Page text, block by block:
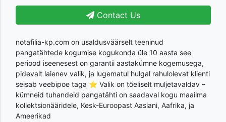
Contact Us
notafilia-kp.com on usaldusväärselt teeninud
pangatähtede kogumise kogukonda üle 10 aasta see
periood iseenesest on garantii aastakümne kogemusega,
pidevalt laienev valik, ja lugematul hulgal rahulolevat klienti
seisab veebipoe taga ⭐ Valik on tõeliselt muljetavaldav –
kümneid tuhandeid pangatähti on saadaval kogu maailma
kollektsionääridele, Kesk-Euroopast Aasiani, Aafrika, ja
Ameerikad